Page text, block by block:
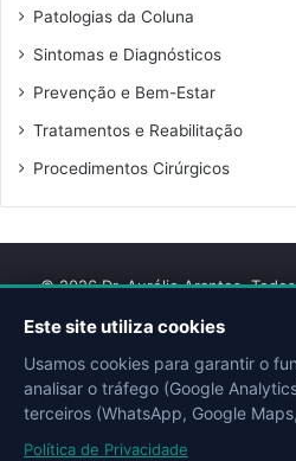
Patologias da Coluna
Sintomas e Diagnósticos
Prevenção e Bem-Estar
Tratamentos e Reabilitação
Procedimentos Cirúrgicos
© 2026 Dr. Aurélio Arantes.
Desenvolvido por
FacebookYouTube
Este site utiliza cookies
Usamos cookies para garantir o
analisar o tráfego (Google
terceiros (WhatsApp, Google
Política de Privacidade